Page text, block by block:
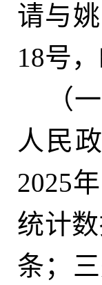
请与
18号
（
人民
2025
统计
条；